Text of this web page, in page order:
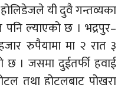
यी दुवै गन्तव्यका
ल्याएको छ । भद्रपुर–
रुपैयामा मा २ रात ३
छ । जसमा दुईतर्फी हवाई